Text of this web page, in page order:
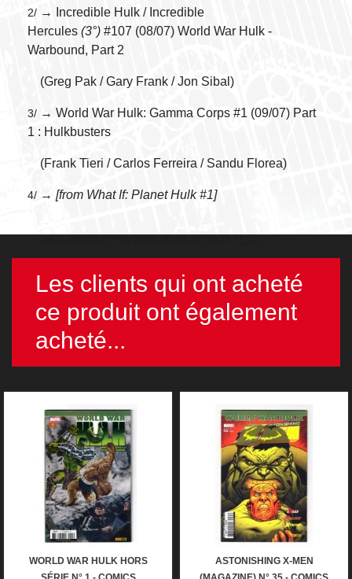
2/ → Incredible Hulk / Incredible
Hercules (3°) #107 (08/07) World War Hulk -
Warbound, Part 2
(Greg Pak / Gary Frank / Jon Sibal)
3/ → World War Hulk: Gamma Corps #1 (09/07) Part
1 : Hulkbusters
(Frank Tieri / Carlos Ferreira / Sandu Florea)
4/ → [from What If: Planet Hulk #1]
Les clients qui ont acheté
ce produit ont également
acheté...
WORLD WAR HULK HORS
ASTONISHING X-MEN